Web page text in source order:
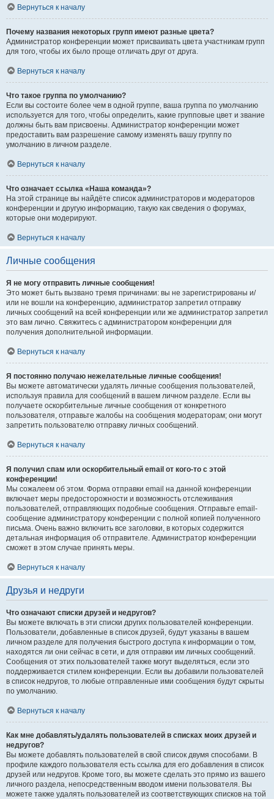
Вернуться к началу
Почему названия некоторых групп имеют разные цвета?
Администратор конференции может присваивать цвета участникам групп
для того, чтобы их было проще отличать друг от друга.
Вернуться к началу
Что такое группа по умолчанию?
Если вы состоите более чем в одной группе, ваша группа по умолчанию
используется для того, чтобы определить, какие групповые цвет и звание
должны быть вам присвоены. Администратор конференции может
предоставить вам разрешение самому изменять вашу группу по
умолчанию в личном разделе.
Вернуться к началу
Что означает ссылка «Наша команда»?
На этой странице вы найдёте список администраторов и модераторов
конференции и другую информацию, такую как сведения о форумах,
которые они модерируют.
Вернуться к началу
Личные сообщения
Я не могу отправить личные сообщения!
Это может быть вызвано тремя причинами: вы не зарегистрированы и/
или не вошли на конференцию, администратор запретил отправку
личных сообщений на всей конференции или же администратор запретил
это вам лично. Свяжитесь с администратором конференции для
получения дополнительной информации.
Вернуться к началу
Я постоянно получаю нежелательные личные сообщения!
Вы можете автоматически удалять личные сообщения пользователей,
используя правила для сообщений в вашем личном разделе. Если вы
получаете оскорбительные личные сообщения от конкретного
пользователя, отправьте жалобы на сообщения модераторам; они могут
запретить пользователю отправку личных сообщений.
Вернуться к началу
Я получил спам или оскорбительный email от кого-то с этой
конференции!
Мы сожалеем об этом. Форма отправки email на данной конференции
включает меры предосторожности и возможность отслеживания
пользователей, отправляющих подобные сообщения. Отправьте email-
сообщение администратору конференции с полной копией полученного
письма. Очень важно включить все заголовки, в которых содержится
детальная информация об отправителе. Администратор конференции
сможет в этом случае принять меры.
Вернуться к началу
Друзья и недруги
Что означают списки друзей и недругов?
Вы можете включать в эти списки других пользователей конференции.
Пользователи, добавленные в список друзей, будут указаны в вашем
личном разделе для получения быстрого доступа к информации о том,
находятся ли они сейчас в сети, и для отправки им личных сообщений.
Сообщения от этих пользователей также могут выделяться, если это
поддерживается стилем конференции. Если вы добавили пользователей
в список недругов, то любые отправленные ими сообщения будут скрыты
по умолчанию.
Вернуться к началу
Как мне добавлять/удалять пользователей в списках моих друзей и
недругов?
Вы можете добавлять пользователей в свой список двумя способами. В
профиле каждого пользователя есть ссылка для его добавления в список
друзей или недругов. Кроме того, вы можете сделать это прямо из вашего
личного раздела, непосредственным вводом имени пользователя. Вы
можете также удалять пользователей из соответствующих списков на той